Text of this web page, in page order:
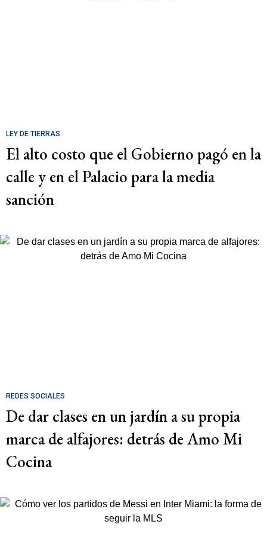
LEY DE TIERRAS
El alto costo que el Gobierno pagó en la
calle y en el Palacio para la media
sanción
REDES SOCIALES
De dar clases en un jardín a su propia
marca de alfajores: detrás de Amo Mi
Cocina